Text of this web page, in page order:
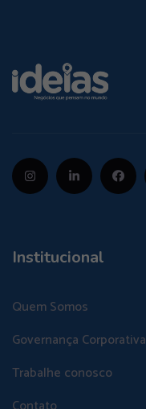
Institucional
Quem Somos
Governança Corporativa
Trabalhe conosco